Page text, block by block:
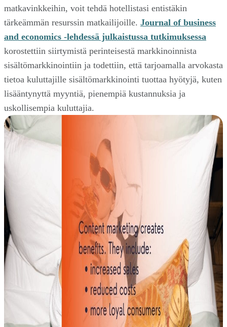
matkavinkkeihin, voit tehdä hotellistasi entistäkin
tärkeämmän resurssin matkailijoille. Journal of business
and economics -lehdessä julkaistussa tutkimuksessa
korostettiin siirtymistä perinteisestä markkinoinnista
sisältömarkkinointiin ja todettiin, että tarjoamalla arvokasta
tietoa kuluttajille sisältömarkkinointi tuottaa hyötyjä, kuten
lisääntynyttä myyntiä, pienempiä kustannuksia ja
uskollisempia kuluttajia.